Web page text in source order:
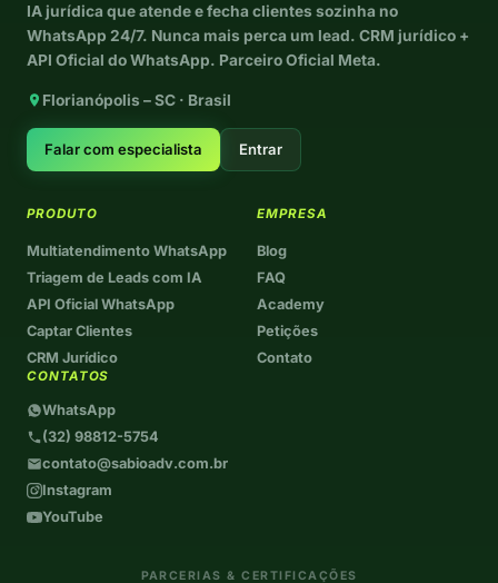
IA jurídica que atende e fecha clientes sozinha no
WhatsApp 24/7. Nunca mais perca um lead. CRM jurídico +
API Oficial do WhatsApp. Parceiro Oficial Meta.
Florianópolis – SC · Brasil
Falar com especialista Entrar
PARCERIAS & CERTIFICAÇÕES
PRODUTO
Multiatendimento WhatsApp
Triagem de Leads com IA
API Oficial WhatsApp
Captar Clientes
CRM Jurídico
EMPRESA
Blog
FAQ
Academy
Petições
Contato
CONTATOS
WhatsApp
(32) 98812-5754
contato@sabioadv.com.br
Instagram
YouTube